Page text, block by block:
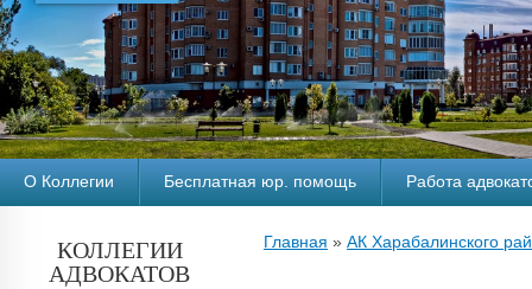
О Коллегии Бесплатная юр. помощь Работа
КОЛЛЕГИИ
АДВОКАТОВ
Главная » АК Харабалинского